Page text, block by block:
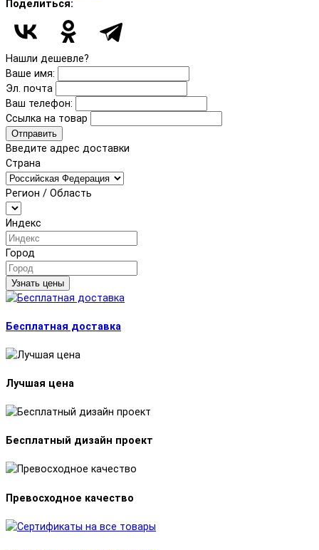
Поделиться:
Нашли дешевле?
Ваше имя:
Эл. почта
Ваш телефон:
Ссылка на товар
Отправить
Введите адрес доставки
Страна
Регион / Область
Индекс
Город
Узнать цены
Бесплатная доставка
Лучшая цена
Бесплатный дизайн проект
Превосходное качество